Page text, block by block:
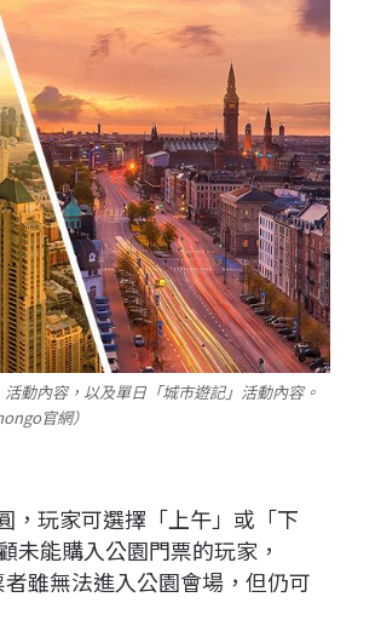
動內容，以及單日「城市遊記」活動內容。
官網）
，玩家可選擇「上午」或「下
未能購入公園門票的玩家，
雖無法進入公園會場，但仍可